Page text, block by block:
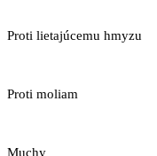
Proti lietajúcemu hmyzu
Proti moliam
Muchy